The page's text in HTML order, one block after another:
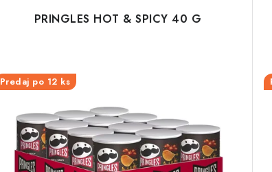
PRINGLES HOT & SPICY 40 G
Predaj po 12 ks